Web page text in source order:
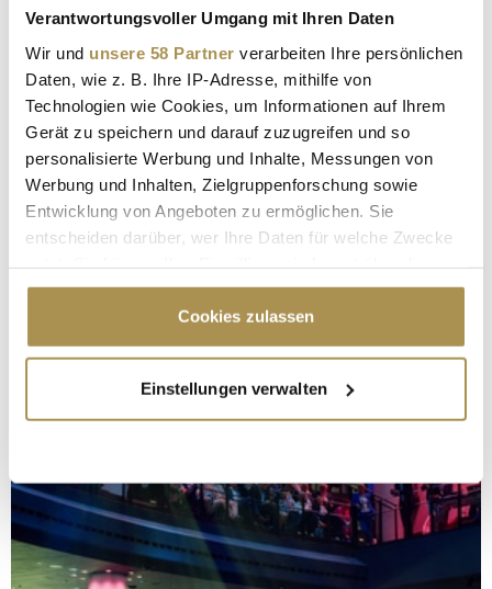
Verantwortungsvoller Umgang mit Ihren Daten
Wir und unsere 58 Partner verarbeiten Ihre persönlichen
Daten, wie z. B. Ihre IP-Adresse, mithilfe von
Technologien wie Cookies, um Informationen auf Ihrem
Gerät zu speichern und darauf zuzugreifen und so
personalisierte Werbung und Inhalte, Messungen von
Werbung und Inhalten, Zielgruppenforschung sowie
Entwicklung von Angeboten zu ermöglichen. Sie
entscheiden darüber, wer Ihre Daten für welche Zwecke
Cookie-Erklärung oder durch Klicken auf das Privacy
Trigger Symbol ändern oder widerrufen
Informationen über Ihre geografische Lage
erfassen, welche bis auf einige Meter genau sein
bestimmten Merkmalen (Fingerprinting) identifizieren
Erfahren Sie mehr darüber, wie Ihre persönlichen Daten
verarbeitet werden, und legen Sie Ihre Präferenzen im
Cookies zulassen
Einstellungen verwalten